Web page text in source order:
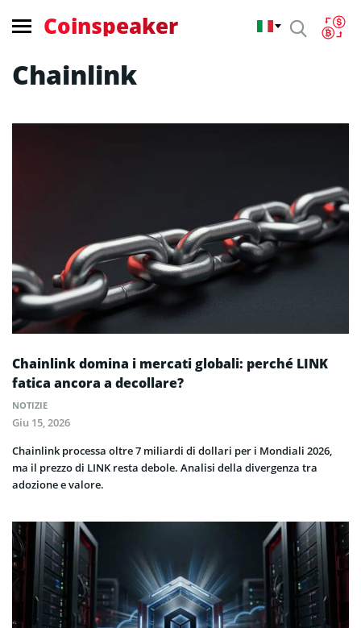
Coinspeaker
Chainlink
Chainlink domina i mercati globali: perché LINK
fatica ancora a decollare?
NOTIZIE
Giu 15, 2026
Chainlink processa oltre 7 miliardi di dollari per i Mondiali 2026,
ma il prezzo di LINK resta debole. Analisi della divergenza tra
adozione e valore.